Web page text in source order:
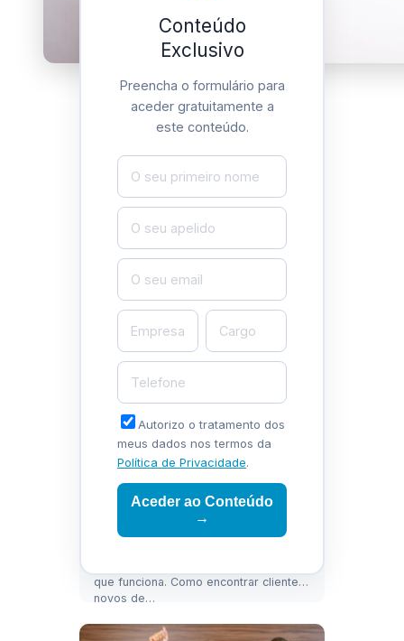
Descarregar o seu
livro
Ver todos os livros gratuitos de
vendas, negociação e liderança →
Conteúdo
Exclusivo
Preencha o formulário para
aceder gratuitamente a
este conteúdo.
Autorizo o tratamento dos
meus dados nos termos da
Política de Privacidade.
Aceder ao Conteúdo
→
Também Poderá Ter
Interesse:
O Pequeno Livro da Prospeção
Comercial — Download Gratuito
que funciona. Como encontrar clientes
novos de…